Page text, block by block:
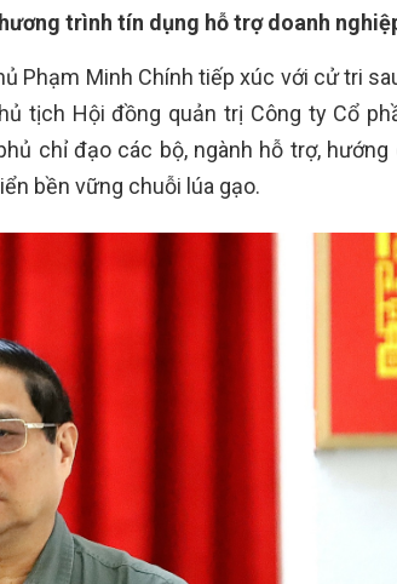
trình tín dụng hỗ trợ doanh
Phạm Minh Chính tiếp xúc với cử tri
tịch Hội đồng quản trị Công ty Cổ
chỉ đạo các bộ, ngành hỗ trợ, hướng
bền vững chuỗi lúa gạo.